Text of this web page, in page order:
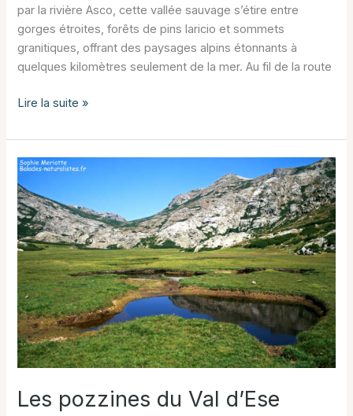
par la rivière Asco, cette vallée sauvage s’étire entre
gorges étroites, forêts de pins laricio et sommets
granitiques, offrant des paysages alpins étonnants à
quelques kilomètres seulement de la mer. Au fil de la route
La
de
L’Asco
Lire la suite »
Les pozzines du Val d’Ese